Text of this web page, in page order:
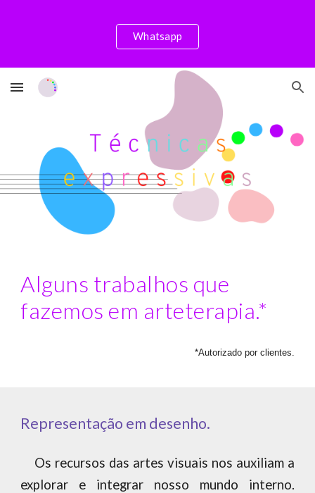
Whatsapp
Alguns trabalhos que
fazemos em arteterapia.*
*Autorizado por clientes.
Representação em desenho.
Os recursos das artes visuais nos auxiliam a
explorar e integrar nosso mundo interno.